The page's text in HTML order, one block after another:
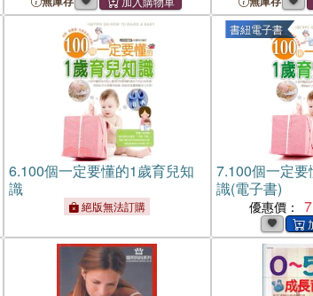
6.100個一定要懂的1歲育兒知
識
絕版無法訂購
書紐電子書
7.100個一定
識(電子書)
優惠價： 7